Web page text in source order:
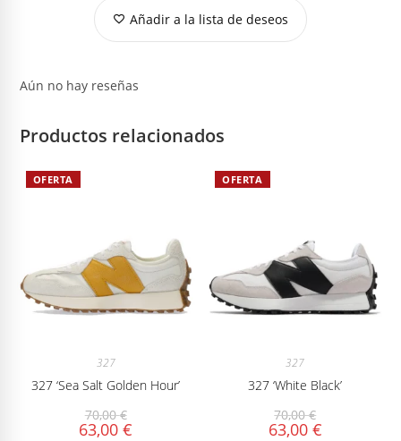
Añadir a la lista de deseos
Aún no hay reseñas
Productos relacionados
OFERTA
327
327 ‘Sea Salt Golden Hour’
70,00€
63,00€
OFERTA
327
327 ‘White Black’
70,00€
63,00 €